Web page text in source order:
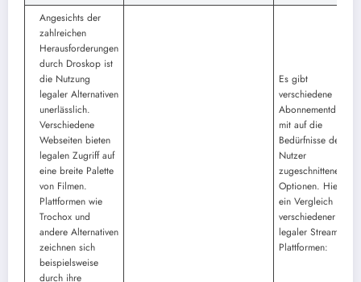
Angesichts der
zahlreichen
Herausforderungen
durch Droskop ist
die Nutzung
legaler Alternativen
unerlässlich.
Verschiedene
Webseiten bieten
legalen Zugriff auf
eine breite Palette
von Filmen.
Plattformen wie
Trochox und
andere Alternativen
zeichnen sich
beispielsweise
durch ihre
Es gibt
verschiedene
Abonnementdienste
mit auf die
Bedürfnisse der
Nutzer
zugeschnittenen
Optionen. Hier ist
ein Vergleich
verschiedener
legaler Streaming-
Plattformen: